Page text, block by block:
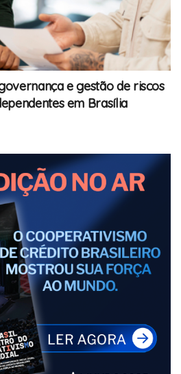
e gestão de riscos
em Brasília